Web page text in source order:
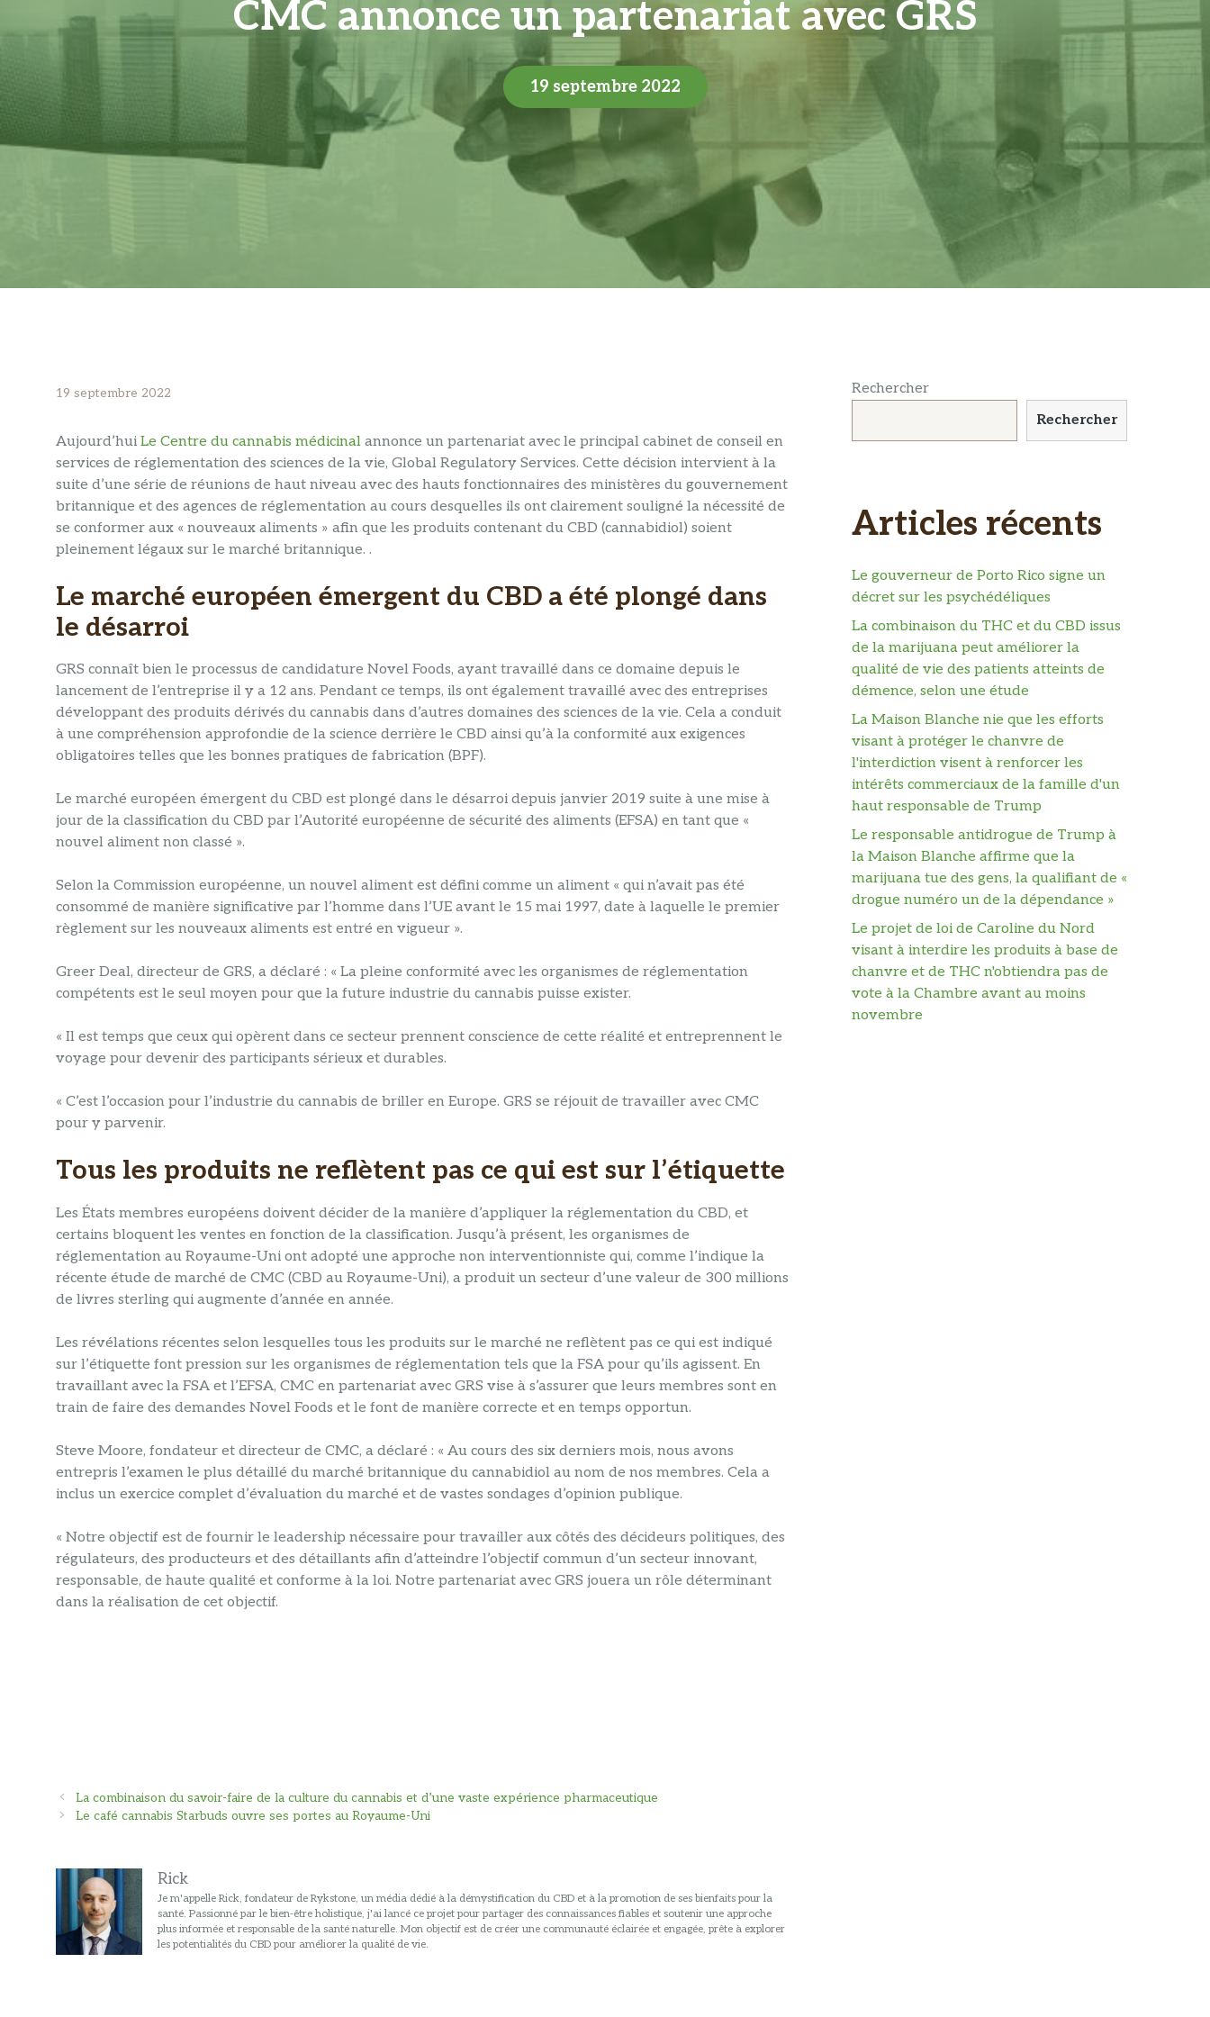
CMC annonce un partenariat avec GRS
19 septembre 2022
19 septembre 2022
Aujourd’hui Le Centre du cannabis médicinal annonce un partenariat avec le principal cabinet de conseil en
services de réglementation des sciences de la vie, Global Regulatory Services. Cette décision intervient à la
suite d’une série de réunions de haut niveau avec des hauts fonctionnaires des ministères du gouvernement
britannique et des agences de réglementation au cours desquelles ils ont clairement souligné la nécessité de
se conformer aux « nouveaux aliments » afin que les produits contenant du CBD (cannabidiol) soient
pleinement légaux sur le marché britannique. .
Le marché européen émergent du CBD a été plongé dans
le désarroi
GRS connaît bien le processus de candidature Novel Foods, ayant travaillé dans ce domaine depuis le
lancement de l’entreprise il y a 12 ans. Pendant ce temps, ils ont également travaillé avec des entreprises
développant des produits dérivés du cannabis dans d’autres domaines des sciences de la vie. Cela a conduit
à une compréhension approfondie de la science derrière le CBD ainsi qu’à la conformité aux exigences
obligatoires telles que les bonnes pratiques de fabrication (BPF).
Le marché européen émergent du CBD est plongé dans le désarroi depuis janvier 2019 suite à une mise à
jour de la classification du CBD par l’Autorité européenne de sécurité des aliments (EFSA) en tant que «
nouvel aliment non classé ».
Selon la Commission européenne, un nouvel aliment est défini comme un aliment « qui n’avait pas été
consommé de manière significative par l’homme dans l’UE avant le 15 mai 1997, date à laquelle le premier
règlement sur les nouveaux aliments est entré en vigueur ».
Greer Deal, directeur de GRS, a déclaré : « La pleine conformité avec les organismes de réglementation
compétents est le seul moyen pour que la future industrie du cannabis puisse exister.
« Il est temps que ceux qui opèrent dans ce secteur prennent conscience de cette réalité et entreprennent le
voyage pour devenir des participants sérieux et durables.
« C’est l’occasion pour l’industrie du cannabis de briller en Europe. GRS se réjouit de travailler avec CMC
pour y parvenir.
Tous les produits ne reflètent pas ce qui est sur l’étiquette
Les États membres européens doivent décider de la manière d’appliquer la réglementation du CBD, et
certains bloquent les ventes en fonction de la classification. Jusqu’à présent, les organismes de
réglementation au Royaume-Uni ont adopté une approche non interventionniste qui, comme l’indique la
récente étude de marché de CMC (CBD au Royaume-Uni), a produit un secteur d’une valeur de 300 millions
de livres sterling qui augmente d’année en année.
Les révélations récentes selon lesquelles tous les produits sur le marché ne reflètent pas ce qui est indiqué
sur l’étiquette font pression sur les organismes de réglementation tels que la FSA pour qu’ils agissent. En
travaillant avec la FSA et l’EFSA, CMC en partenariat avec GRS vise à s’assurer que leurs membres sont en
train de faire des demandes Novel Foods et le font de manière correcte et en temps opportun.
Steve Moore, fondateur et directeur de CMC, a déclaré : « Au cours des six derniers mois, nous avons
entrepris l’examen le plus détaillé du marché britannique du cannabidiol au nom de nos membres. Cela a
inclus un exercice complet d’évaluation du marché et de vastes sondages d’opinion publique.
« Notre objectif est de fournir le leadership nécessaire pour travailler aux côtés des décideurs politiques, des
régulateurs, des producteurs et des détaillants afin d’atteindre l’objectif commun d’un secteur innovant,
responsable, de haute qualité et conforme à la loi. Notre partenariat avec GRS jouera un rôle déterminant
dans la réalisation de cet objectif.
Navigation
des
La combinaison du savoir-faire de la culture du cannabis et d’une vaste expérience pharmaceutique
Le café cannabis Starbuds ouvre ses portes au Royaume-Uni
Rick
Je m'appelle Rick, fondateur de Rykstone, un média dédié à la démystification du CBD et à la promotion de ses bienfaits pour la
santé. Passionné par le bien-être holistique, j'ai lancé ce projet pour partager des connaissances fiables et soutenir une approche
plus informée et responsable de la santé naturelle. Mon objectif est de créer une communauté éclairée et engagée, prête à explorer
les potentialités du CBD pour améliorer la qualité de vie.
Rechercher
Rechercher
Articles récents
Le gouverneur de Porto Rico signe un
décret sur les psychédéliques
La combinaison du THC et du CBD issus
de la marijuana peut améliorer la
qualité de vie des patients atteints de
démence, selon une étude
La Maison Blanche nie que les efforts
visant à protéger le chanvre de
l'interdiction visent à renforcer les
intérêts commerciaux de la famille d'un
haut responsable de Trump
Le responsable antidrogue de Trump à
la Maison Blanche affirme que la
marijuana tue des gens, la qualifiant de «
drogue numéro un de la dépendance »
Le projet de loi de Caroline du Nord
visant à interdire les produits à base de
chanvre et de THC n'obtiendra pas de
vote à la Chambre avant au moins
novembre